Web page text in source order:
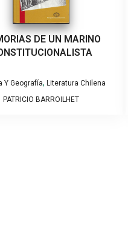
DE UN MARINO
Y Geografía, Literatura Chilena
PATRICIO BARROILHET